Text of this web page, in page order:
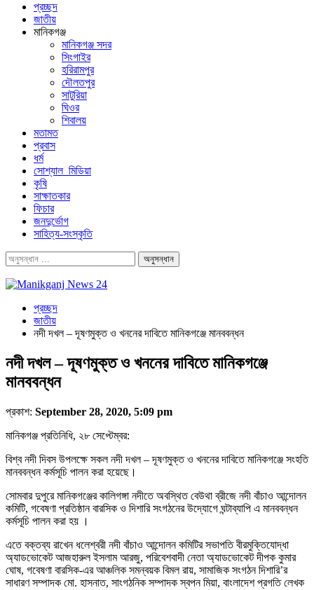
প্রচ্ছদ
জাতীয়
মানিকগঞ্জ
মানিকগঞ্জ সদর
সিংগাইর
হরিরামপুর
দৌলতপুর
সাটুরিয়া
ঘিওর
শিবালয়
মতামত
প্রবাস
ধর্ম
সোশ্যাল_মিডিয়া
কৃষি
সাক্ষাতকার
ফিচার
জনদুর্ভোগ
সাহিত্য-সংস্কৃতি
প্রচ্ছদ
জাতীয়
নদী দখল – দূষণমুক্ত ও খননের দাবিতে মানিকগঞ্জে মানববন্ধন
নদী দখল – দূষণমুক্ত ও খননের দাবিতে মানিকগঞ্জে
মানববন্ধন
প্রকাশ: September 28, 2020, 5:09 pm
মানিকগঞ্জ প্রতিনিধি, ২৮ সেপ্টেম্বর:
বিশ্ব নদী দিবস উপলক্ষে সকল নদী দখল – দূষণমুক্ত ও খননের দাবিতে মানিকগঞ্জে সংহতি
মানববন্ধন কর্মসূচি পালন করা হয়েছে।
সোমবার দুপুরে মানিকগঞ্জের কালিগঙ্গা নদীতে অবস্থিত বেউথা ব্রীজে নদী বাঁচাও আন্দোলন
কমিটি, গবেষণা প্রতিষ্ঠান বারসিক ও দিশারি সংগঠনের উদ্যোগে ঘন্টাব্যাপি এ মানববন্ধন
কর্মসূচি পালন করা হয় ।
এতে বক্তব্য রাখেন ধলেশ্বরী নদী বাঁচাও আন্দোলন কমিটির সভাপতি বীরমুক্তিযোদ্ধা
অ্যাডভোকেট আজহারুল ইসলাম আরজু, পরিবেশবাদী নেতা অ্যাডভোকেট দীপক কুমার
ঘোষ, গবেষণা বারসিক-এর আঞ্চলিক সমন্বয়ক বিমল রায়, সামাজিক সংগঠন দিশারি’র
সাধারণ সম্পাদক মো. হাসনাত, সাংগঠনিক সম্পাদক স্বপন মিয়া, বাংলাদেশ প্রগতি লেখক